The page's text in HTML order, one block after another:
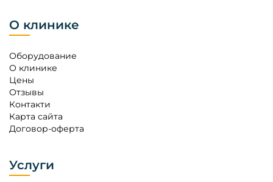
О клинике
Оборудование
О клинике
Цены
Отзывы
Контакти
Карта сайта
Договор-оферта
Услуги